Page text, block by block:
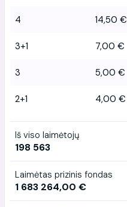
4 14,50 €
3+1 7,00 €
3 5,00 €
2+1 4,00 €
Iš viso laimėtojų
198 563
Laimėtas prizinis fondas
1 683 264,00 €